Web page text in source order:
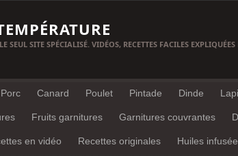
SEUL SITE SPÉCIALISÉ. VIDÉOS, RECETTES FACILES
Porc Canard Poulet Pintade Dinde
Fruits garnitures Garnitures couvrantes
en vidéo Recettes originales Huiles